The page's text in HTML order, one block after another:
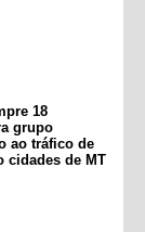
18
grupo
ao tráfico de
cidades de MT